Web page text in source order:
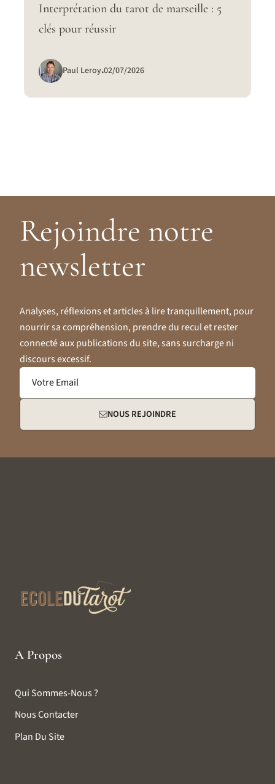
Interprétation du tarot de marseille : 5
clés pour réussir
Paul Leroy.02/07/2026
Rejoindre notre
newsletter
Analyses, réflexions et articles à lire tranquillement, pour
nourrir sa compréhension, prendre du recul et rester
connecté aux publications du site, sans surcharge ni
discours excessif.
Votre Email
NOUS REJOINDRE
A Propos
Qui Sommes-Nous ?
Nous Contacter
Plan Du Site